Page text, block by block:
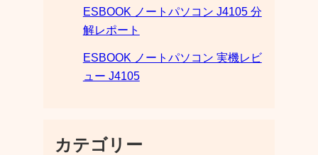
ESBOOK ノートパソコン J4105 分
解レポート
ESBOOK ノートパソコン 実機レビ
ュー J4105
カテゴリー